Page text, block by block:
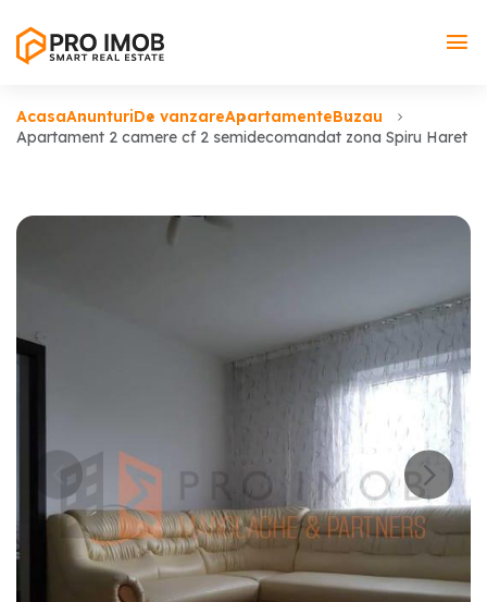
AcasaAnunturiDe vanzareApartamenteBuzau
Apartament 2 camere cf 2 semidecomandat zona Spiru Haret